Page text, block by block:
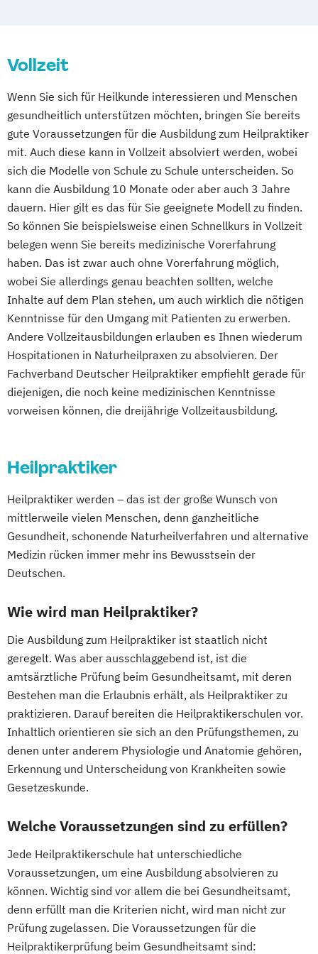
Villingen-Schwenningen
Tierheilpraktiker
Paracelsus Gesundheitsakademien
Vollzeit
Wenn Sie sich für Heilkunde interessieren und Menschen
gesundheitlich unterstützen möchten, bringen Sie bereits
gute Voraussetzungen für die Ausbildung zum Heilpraktiker
mit. Auch diese kann in Vollzeit absolviert werden, wobei
sich die Modelle von Schule zu Schule unterscheiden. So
kann die Ausbildung 10 Monate oder aber auch 3 Jahre
dauern. Hier gilt es das für Sie geeignete Modell zu finden.
So können Sie beispielsweise einen Schnellkurs in Vollzeit
belegen wenn Sie bereits medizinische Vorerfahrung
haben. Das ist zwar auch ohne Vorerfahrung möglich,
wobei Sie allerdings genau beachten sollten, welche
Inhalte auf dem Plan stehen, um auch wirklich die nötigen
Kenntnisse für den Umgang mit Patienten zu erwerben.
Andere Vollzeitausbildungen erlauben es Ihnen wiederum
Hospitationen in Naturheilpraxen zu absolvieren. Der
Fachverband Deutscher Heilpraktiker empfiehlt gerade für
diejenigen, die noch keine medizinischen Kenntnisse
vorweisen können, die dreijährige Vollzeitausbildung.
Heilpraktiker
Heilpraktiker werden – das ist der große Wunsch von
mittlerweile vielen Menschen, denn ganzheitliche
Gesundheit, schonende Naturheilverfahren und alternative
Medizin rücken immer mehr ins Bewusstsein der
Deutschen.
Wie wird man Heilpraktiker?
Die Ausbildung zum Heilpraktiker ist staatlich nicht
geregelt. Was aber ausschlaggebend ist, ist die
amtsärztliche Prüfung beim Gesundheitsamt, mit deren
Bestehen man die Erlaubnis erhält, als Heilpraktiker zu
praktizieren. Darauf bereiten die Heilpraktikerschulen vor.
Inhaltlich orientieren sie sich an den Prüfungsthemen, zu
denen unter anderem Physiologie und Anatomie gehören,
Erkennung und Unterscheidung von Krankheiten sowie
Gesetzeskunde.
Welche Voraussetzungen sind zu erfüllen?
Jede Heilpraktikerschule hat unterschiedliche
Voraussetzungen, um eine Ausbildung absolvieren zu
können. Wichtig sind vor allem die bei Gesundheitsamt,
denn erfüllt man die Kriterien nicht, wird man nicht zur
Prüfung zugelassen. Die Voraussetzungen für die
Heilpraktikerprüfung beim Gesundheitsamt sind: